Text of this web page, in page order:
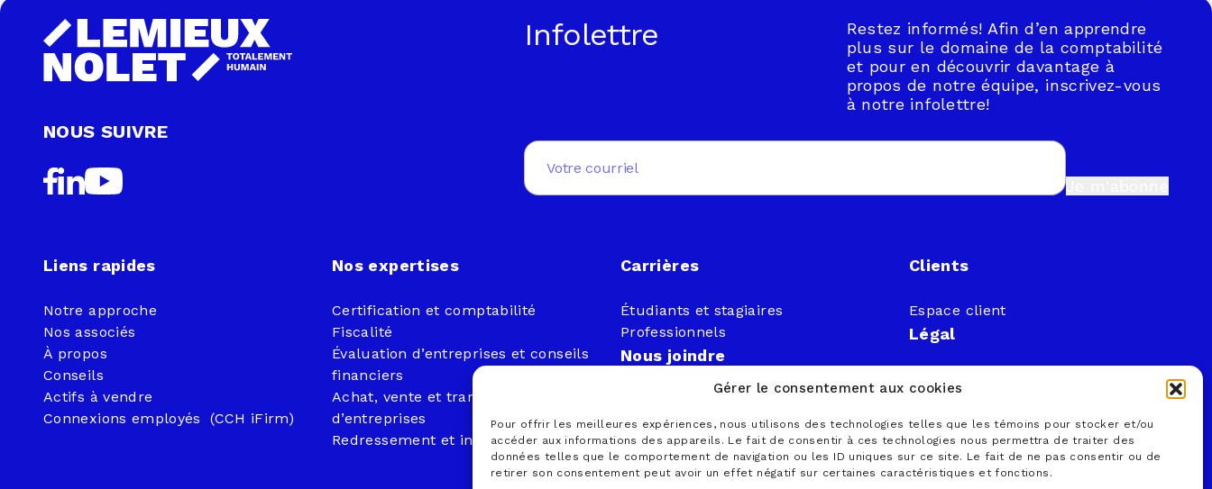
Gérer le consentement aux cookies
Pour offrir les meilleures expériences, nous utilisons des technologies telles que les témoins pour stocker et/ou
accéder aux informations des appareils. Le fait de consentir à ces technologies nous permettra de traiter des
données telles que le comportement de navigation ou les ID uniques sur ce site. Le fait de ne pas consentir ou de
retirer son consentement peut avoir un effet négatif sur certaines caractéristiques et fonctions.
NOUS SUIVRE
Infolettre
Restez informés! Afin d’en apprendre
plus sur le domaine de la comptabilité
et pour en découvrir davantage à
propos de notre équipe, inscrivez-vous
à notre infolettre!
Email
Je m'abonne
Liens rapides
Notre approche
Nos associés
À propos
Conseils
Actifs à vendre
Connexions employés (CCH iFirm)
Nos expertises
Certification et comptabilité
Fiscalité
Évaluation d’entreprises et conseils
financiers
Achat, vente et transfert
d’entreprises
Redressement et insolvabilité
Carrières
Étudiants et stagiaires
Professionnels
Nous joindre
courrier@lemieuxnolet.ca
Contactez un syndic
Trouver un bureau
Clients
Espace client
Légal
Documents publics
Politique de confidentialité
Politique sur la protection des
renseignements personnels